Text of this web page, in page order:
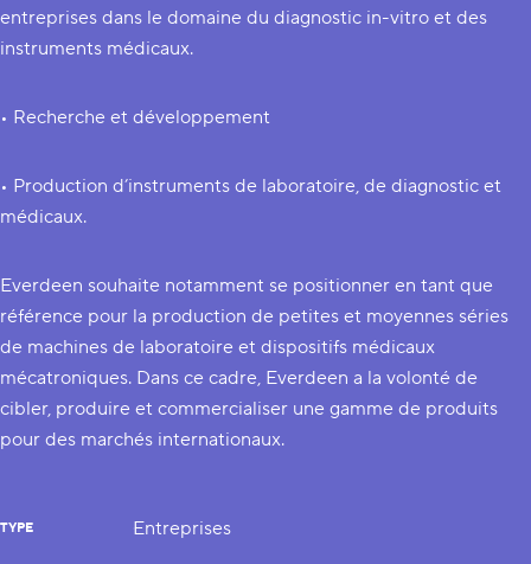
entreprises dans le domaine du diagnostic in-vitro et des
instruments médicaux.
• Recherche et développement
• Production d’instruments de laboratoire, de diagnostic et
médicaux.
Everdeen souhaite notamment se positionner en tant que
référence pour la production de petites et moyennes séries
de machines de laboratoire et dispositifs médicaux
mécatroniques. Dans ce cadre, Everdeen a la volonté de
cibler, produire et commercialiser une gamme de produits
pour des marchés internationaux.
TYPE Entreprises